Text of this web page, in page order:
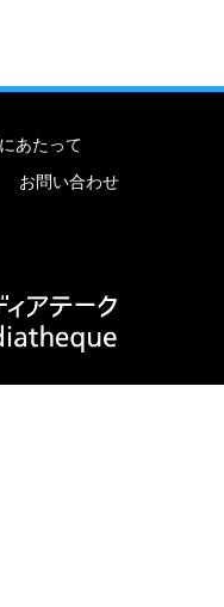
あたって
お問い合わせ